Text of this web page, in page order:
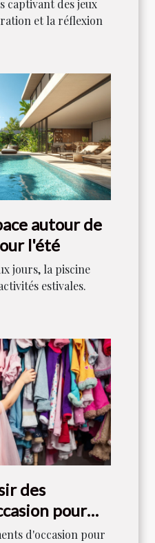
captivant des jeux
et la réflexion
autour de
l'été
jours, la piscine
estivales.
des
pour
d'occasion pour